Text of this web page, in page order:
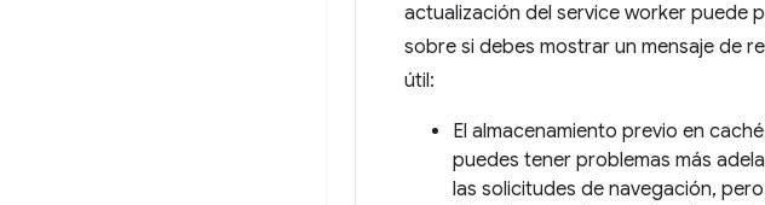
actualización del service worker puede
sobre si debes mostrar un mensaje de
útil:
El almacenamiento previo en
puedes tener problemas más
las solicitudes de navegación,